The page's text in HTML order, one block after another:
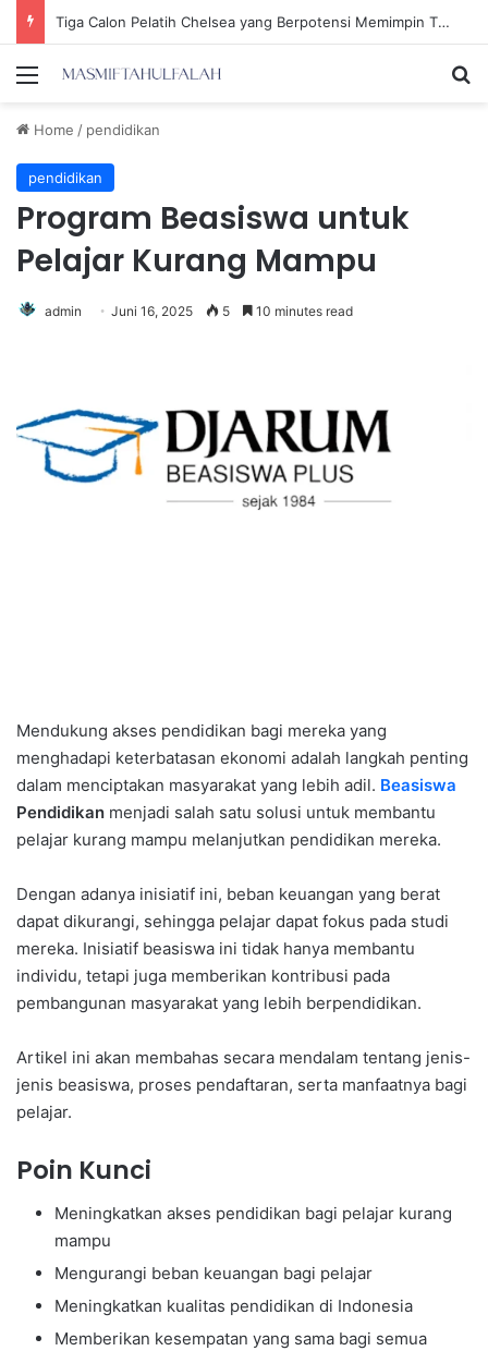
Tiga Calon Pelatih Chelsea yang Berpotensi Memimpin Tim di Musim Depan
Menu
Home / pendidikan
pendidikan
Program Beasiswa untuk
Pelajar Kurang Mampu
admin Juni 16, 2025 5 10 minutes read
Mendukung akses pendidikan bagi mereka yang
menghadapi keterbatasan ekonomi adalah langkah penting
dalam menciptakan masyarakat yang lebih adil. Beasiswa
Pendidikan menjadi salah satu solusi untuk membantu
pelajar kurang mampu melanjutkan pendidikan mereka.
Dengan adanya inisiatif ini, beban keuangan yang berat
dapat dikurangi, sehingga pelajar dapat fokus pada studi
mereka. Inisiatif beasiswa ini tidak hanya membantu
individu, tetapi juga memberikan kontribusi pada
pembangunan masyarakat yang lebih berpendidikan.
Artikel ini akan membahas secara mendalam tentang jenis-
jenis beasiswa, proses pendaftaran, serta manfaatnya bagi
pelajar.
Poin Kunci
Meningkatkan akses pendidikan bagi pelajar kurang
mampu
Mengurangi beban keuangan bagi pelajar
Meningkatkan kualitas pendidikan di Indonesia
Memberikan kesempatan yang sama bagi semua